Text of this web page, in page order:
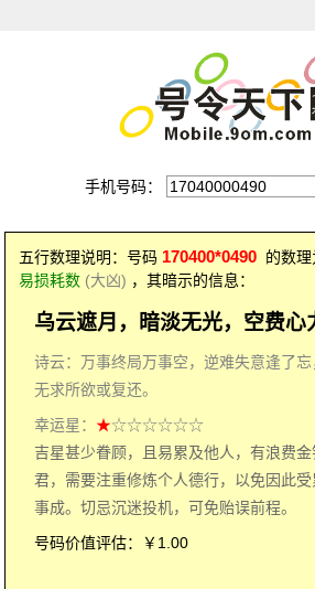
手机号码：
五行数理说明：号码 170400*0490的数理
易损耗数 (大凶) ，其暗示的信息：
乌云遮月，暗淡无光，空费心
诗云：万事终局万事空，逆难失意逢了忘
无求所欲或复还。
幸运星： ★☆☆☆☆☆☆
吉星甚少眷顾，且易累及他人，有浪费
君，需要注重修炼个人德行，以免因此
事成。切忌沉迷投机，可免贻误前程。
号码价值评估：￥1.00